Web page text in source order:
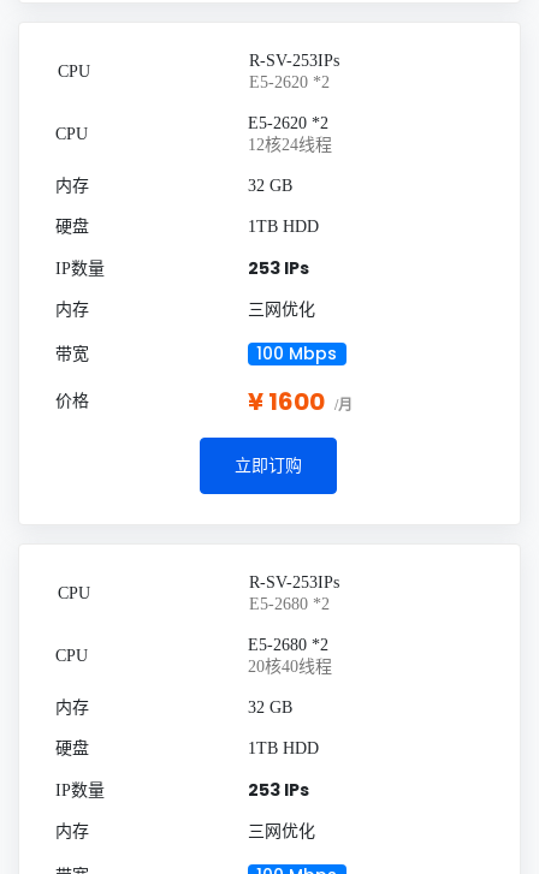
R-SV-253IPs
E5-2620 *2
E5-2620 *2
12核24线程
32 GB
1TB HDD
253 IPs
三网优化
100 Mbps
¥ 1600 /月
立即订购
R-SV-253IPs
E5-2680 *2
E5-2680 *2
20核40线程
32 GB
1TB HDD
253 IPs
三网优化